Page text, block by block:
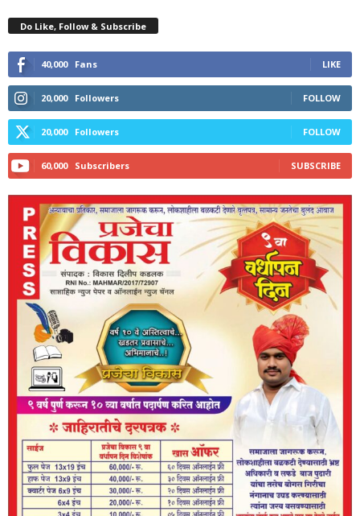
Do Like, Follow & Subscribe
40,000 Fans LIKE
20,000 Followers FOLLOW
20,000 Followers FOLLOW
60,000 Subscribers SUBSCRIBE